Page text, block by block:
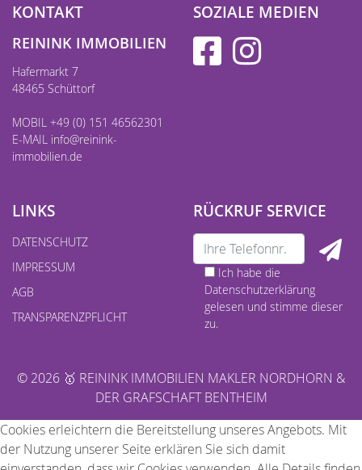
KONTAKT
REININK IMMOBILIEN
Hafermarkt 7
48465 Schüttorf
MOBIL +49 (0) 151 46562301
E-MAIL info@reinink-
immobilien.de
SOZIALE MEDIEN
LINKS
DATENSCHUTZ
IMPRESSUM
AGB
TRANSPARENZPFLICHT
RÜCKRUF SERVICE
Ich habe die
Datenschutzerklärung
gelesen und stimme dieser
zu.
© 2026 🥇 REININK IMMOBILIEN MAKLER NORDHORN &
DER GRAFSCHAFT BENTHEIM
Cookies erleichtern die Bereitstellung unseres Angebots. Mit
der Nutzung unserer Seite erklären Sie sich damit